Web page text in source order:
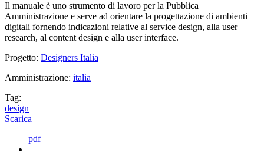
Il manuale è uno strumento di lavoro per la Pubblica
Amministrazione e serve ad orientare la progettazione di ambienti
digitali fornendo indicazioni relative al service design, alla user
research, al content design e alla user interface.
Progetto: Designers Italia
Amministrazione: italia
Tag:
design
Scarica
pdf